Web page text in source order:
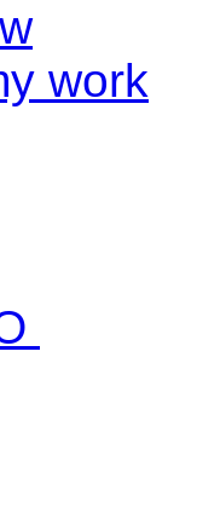
work